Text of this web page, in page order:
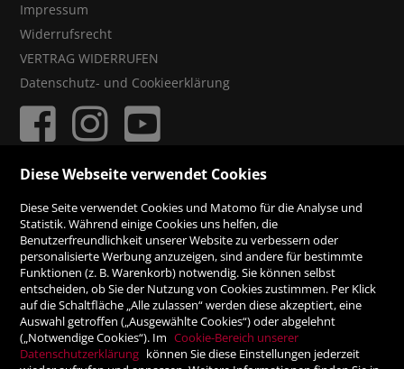
Impressum
Widerrufsrecht
VERTRAG WIDERRUFEN
Datenschutz- und Cookieerklärung
Rechnung
Vorauskasse
SICHER ONLINE SHOPPEN!
Diese Webseite verwendet Cookies
Diese Seite verwendet Cookies und Matomo für die Analyse und
Statistik. Während einige Cookies uns helfen, die
Benutzerfreundlichkeit unserer Website zu verbessern oder
personalisierte Werbung anzuzeigen, sind andere für bestimmte
Funktionen (z. B. Warenkorb) notwendig. Sie können selbst
entscheiden, ob Sie der Nutzung von Cookies zustimmen. Per Klick
auf die Schaltfläche „Alle zulassen“ werden diese akzeptiert, eine
Auswahl getroffen („Ausgewählte Cookies“) oder abgelehnt
(„Notwendige Cookies“). Im Cookie-Bereich unserer
Datenschutzerklärung können Sie diese Einstellungen jederzeit